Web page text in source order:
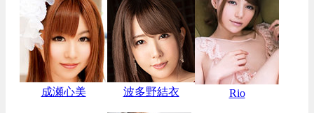
成瀬心美 波多野結衣 Rio